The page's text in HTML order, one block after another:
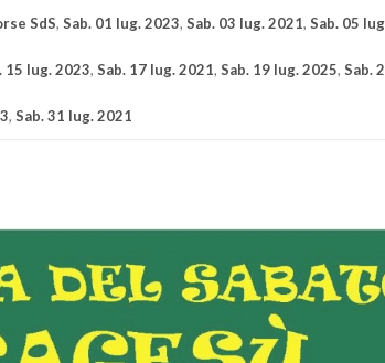
SdS, Sab. 01 lug. 2023, Sab. 03 lug. 2021, Sab. 05
15 lug. 2023, Sab. 17 lug. 2021, Sab. 19 lug. 2025, Sab.
, Sab. 31 lug. 2021